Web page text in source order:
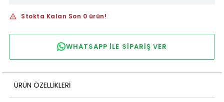
Stokta Kalan Son 0 ürün!
WHATSAPP ILE SIPARIŞ VER
ÜRÜN ÖZELLIKLERI